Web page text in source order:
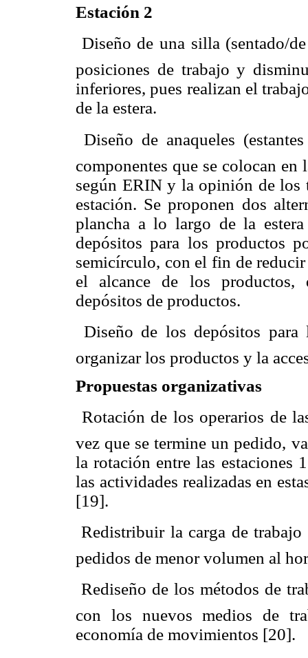
Estación 2
 Diseño de una silla (sentado/
posiciones de trabajo y
inferiores, pues realizan el
de la estera.
 Diseño de anaqueles
componentes que se colocan en
según ERIN y la opinión de los
estación. Se proponen dos
plancha a lo largo de la
depósitos para los productos
semicírculo, con el fin de
el alcance de los productos,
depósitos de productos.
 Diseño de los depósitos
organizar los productos y la
Propuestas organizativas
 Rotación de los operarios de
vez que se termine un pedido,
la rotación entre las estaciones
las actividades realizadas en
[19].
 Redistribuir la carga de
pedidos de menor volumen al
 Rediseño de los métodos de
con los nuevos medios de
economía de movimientos [20].